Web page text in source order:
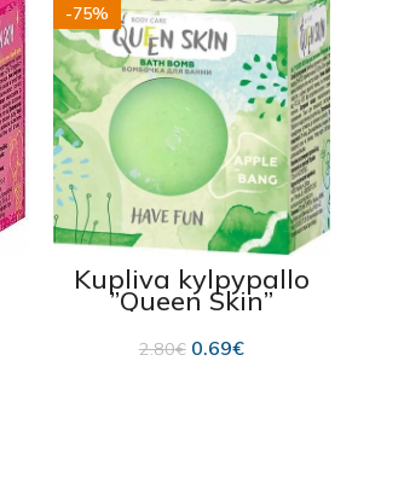
-75%
Kupliva kylpypallo
”Queen Skin”
omenalla 75g
2.80€ 0.69€